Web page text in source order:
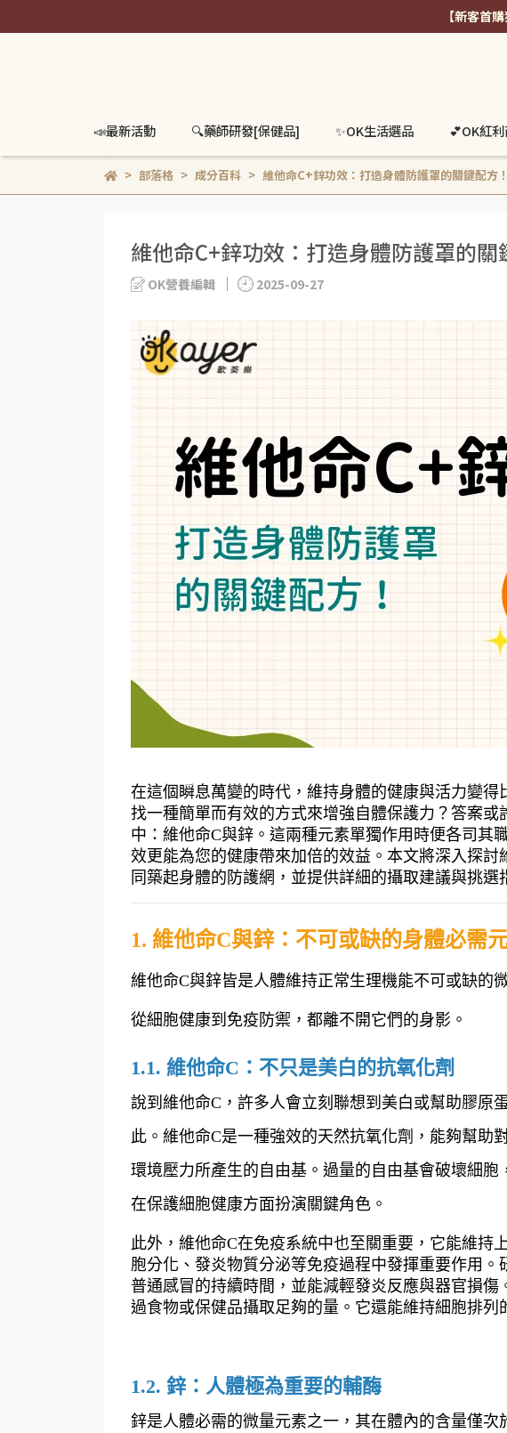
【新客首
📣最新活動 🔍️藥師研發[保健品] ✨OK生活選品 💕OK紅
部落格 成分百科 維他命C+鋅功效：打造身體防護罩的關鍵配方！
維他命C+鋅功效：打造身體防護罩的關
OK營養編輯 2025-09-27
在這個瞬息萬變的時代，維持身體的健康與活力變
找一種簡單而有效的方式來增強自體保護力？答案
中：維他命C與鋅。這兩種元素單獨作用時便各司其
效更能為您的健康帶來加倍的效益。本文將深入探
同築起身體的防護網，並提供詳細的攝取建議與挑選
1. 維他命C與鋅：不可或缺的身體必需
維他命C與鋅皆是人體維持正常生理機能不可或缺的
從細胞健康到免疫防禦，都離不開它們的身影。
1.1. 維他命C：不只是美白的抗氧化劑
說到維他命C，許多人會立刻聯想到美白或幫助膠原
此。維他命C是一種強效的天然抗氧化劑，能夠幫助
環境壓力所產生的自由基。過量的自由基會破壞細
在保護細胞健康方面扮演關鍵角色。
此外，維他命C在免疫系統中也至關重要，它能維持
胞分化、發炎物質分泌等免疫過程中發揮重要作用
普通感冒的持續時間，並能減輕發炎反應與器官損
過食物或保健品攝取足夠的量。它還能維持細胞排列
1.2. 鋅：人體極為重要的輔酶
鋅是人體必需的微量元素之一，其在體內的含量僅